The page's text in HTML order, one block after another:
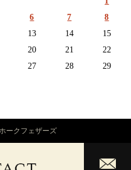
6 7
8
13 14
15
20 21
22
27 28
29
ークフェザーズ